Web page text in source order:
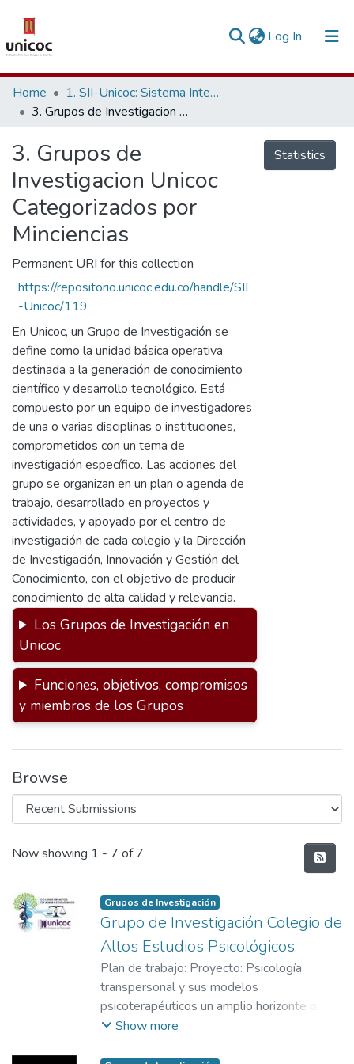
Log In (current)
Communities & Collections
Research Outputs
Fundings & Projects
People
Statistics
Home
1. SII-Unicoc: Sistema Integrado de Investigación
3. Grupos de Investigacion Unicoc Categorizados por Minciencias
3. Grupos de
Investigacion Unicoc
Categorizados por
Minciencias
Permanent URI for this collection
https://repositorio.unicoc.edu.co/handle/SII
-Unicoc/119
En Unicoc, un Grupo de Investigación se
define como la unidad básica operativa
destinada a la generación de conocimiento
científico y desarrollo tecnológico. Está
compuesto por un equipo de investigadores
de una o varias disciplinas o instituciones,
comprometidos con un tema de
investigación específico. Las acciones del
grupo se organizan en un plan o agenda de
trabajo, desarrollado en proyectos y
actividades, y apoyado por el centro de
investigación de cada colegio y la Dirección
de Investigación, Innovación y Gestión del
Conocimiento, con el objetivo de producir
conocimiento de alta calidad y relevancia.
Los Grupos de Investigación en
Unicoc
Funciones, objetivos, compromisos
y miembros de los Grupos
Statistics
Browse
Recent Submissions
Now showing 1 - 7 of 7
Grupos de Investigación
Grupo de Investigación Colegio de
Altos Estudios Psicológicos
Plan de trabajo: Proyecto: Psicología
transpersonal y sus modelos
psicoterapéuticos un amplio horizonte por
explorar Objetivo: Identificar el nivel de
Show more